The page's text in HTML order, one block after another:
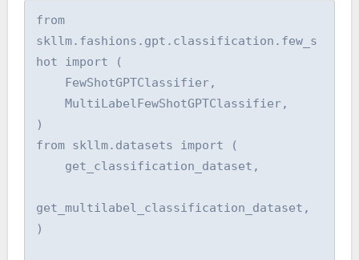
from
skllm.fashions.gpt.classification.few_s
hot import (
    MultiLabelFewShotGPTClassifier,
)
from skllm.datasets import (
get_multilabel_classification_dataset,
)